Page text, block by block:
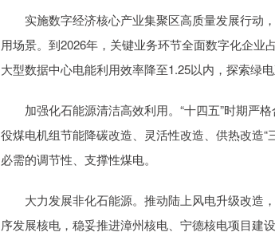
实施数字经济核心产业集聚区高质量发展行动
用场景。到2026年，关键业务环节全面数字化企
大型数据中心电能利用效率降至1.25以内，探索绿
加强化石能源清洁高效利用。“十四五”时期严格
役煤电机组节能降碳改造、灵活性改造、供热改造
必需的调节性、支撑性煤电。
大力发展非化石能源。推动陆上风电升级改造
序发展核电，稳妥推进漳州核电、宁德核电项目建